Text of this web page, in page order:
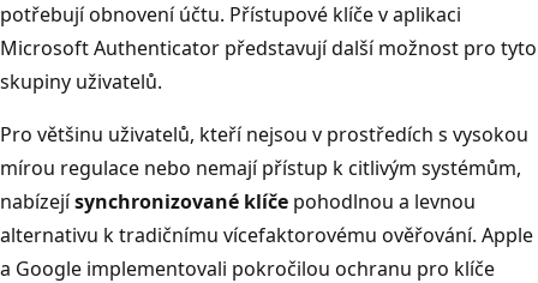
potřebují obnovení účtu. Přístupové klíče v aplikaci
Microsoft Authenticator představují další možnost pro tyto
skupiny uživatelů.
Pro většinu uživatelů, kteří nejsou v prostředích s vysokou
mírou regulace nebo nemají přístup k citlivým systémům,
nabízejísynchronizované klíče pohodlnou a levnou
alternativu k tradičnímu vícefaktorovému ověřování. Apple
a Google implementovali pokročilou ochranu pro klíče